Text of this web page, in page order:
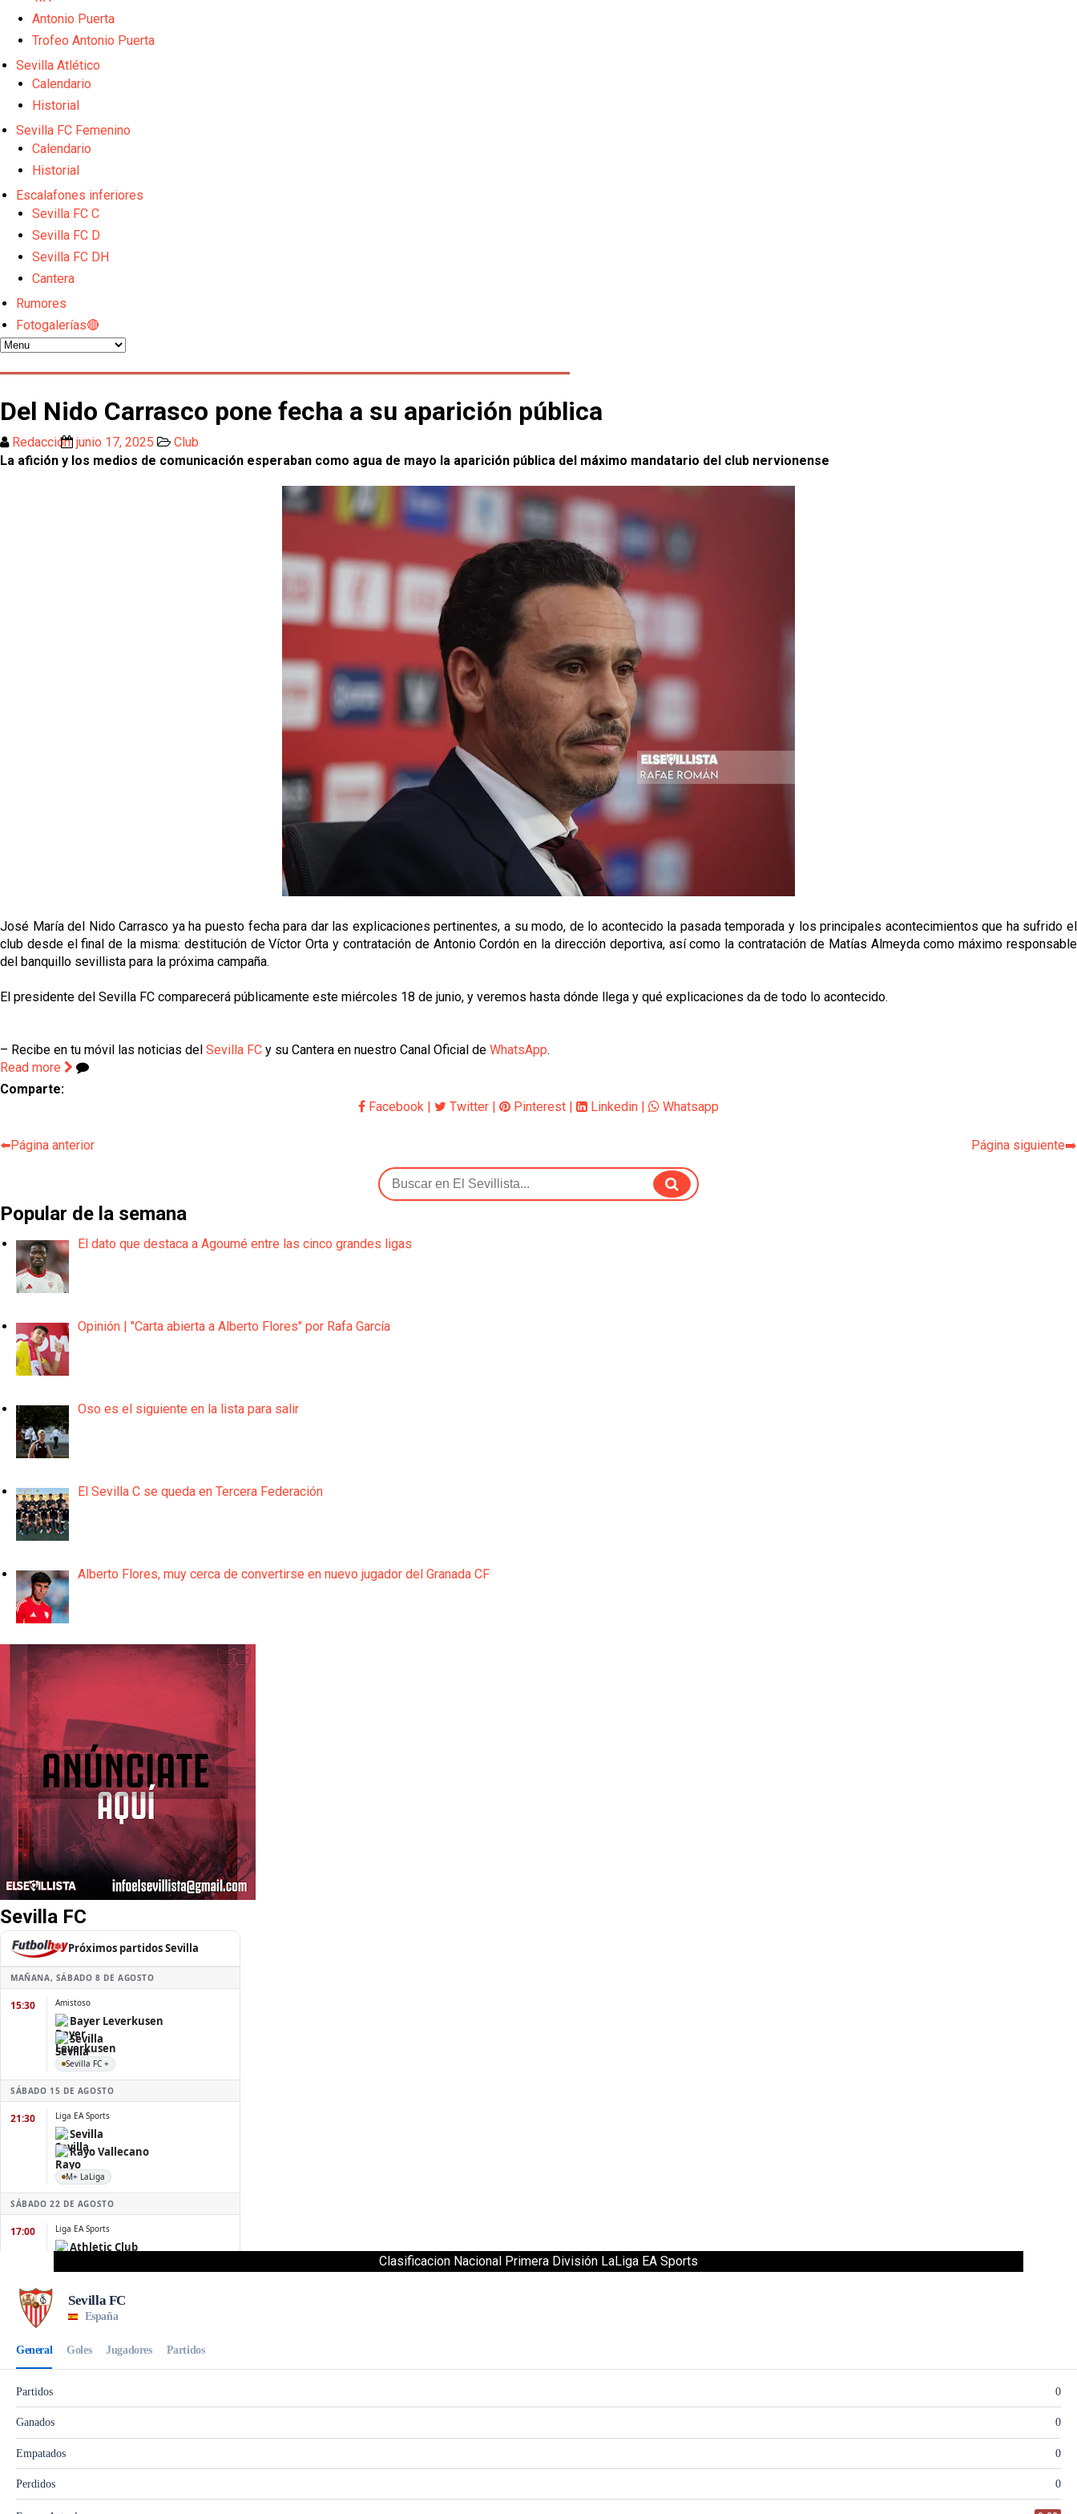
Opinión | "Carta abierta a Alberto Flores" por Rafa García
El Sevilla oficializa el traspaso de Sow
Diomande ya es madridista mientras Rodri agita el mercado
Antonio Puerta
Trofeo Antonio Puerta
Sevilla Atlético
Calendario
Historial
Sevilla FC Femenino
Calendario
Historial
Escalafones inferiores
Sevilla FC C
Sevilla FC D
Sevilla FC DH
Cantera
Rumores
Fotogalerías🔴
Del Nido Carrasco pone fecha a su aparición pública
Redacción junio 17, 2025
Club
La afición y los medios de comunicación esperaban como agua de mayo la aparición pública del máximo mandatario del club nervionense
José María del Nido Carrasco ya ha puesto fecha para dar las explicaciones pertinentes, a su modo, de lo acontecido la pasada temporada y los principales acontecimientos que ha sufrido el
club desde el final de la misma: destitución de Víctor Orta y contratación de Antonio Cordón en la dirección deportiva, así como la contratación de Matías Almeyda como máximo responsable
del banquillo sevillista para la próxima campaña.
El presidente del Sevilla FC comparecerá públicamente este miércoles 18 de junio, y veremos hasta dónde llega y qué explicaciones da de todo lo acontecido.
– Recibe en tu móvil las noticias del Sevilla FC y su Cantera en nuestro Canal Oficial de WhatsApp.
Read more
Comparte:
Facebook | Twitter | Pinterest | Linkedin | Whatsapp
⬅️Página anterior Página siguiente➡️
Popular de la semana
El dato que destaca a Agoumé entre las cinco grandes ligas
Opinión | "Carta abierta a Alberto Flores" por Rafa García
Oso es el siguiente en la lista para salir
El Sevilla C se queda en Tercera Federación
Alberto Flores, muy cerca de convertirse en nuevo jugador del Granada CF
Sevilla FC
Clasificacion Nacional Primera División LaLiga EA Sports